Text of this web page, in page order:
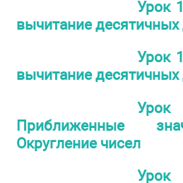
Урок
вычитание
Урок
вычитание
Приближенные
Округление чисел